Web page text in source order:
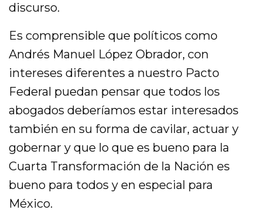
discurso.
Es comprensible que políticos como
Andrés Manuel López Obrador, con
intereses diferentes a nuestro Pacto
Federal puedan pensar que todos los
abogados deberíamos estar interesados
también en su forma de cavilar, actuar y
gobernar y que lo que es bueno para la
Cuarta Transformación de la Nación es
bueno para todos y en especial para
México.